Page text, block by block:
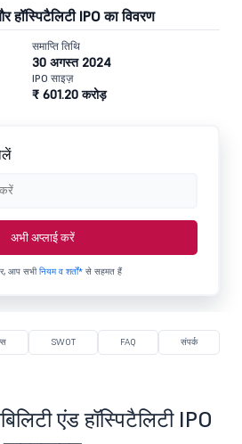
हॉस्पिटैलिटी IPO का विवरण
समाप्ति तिथि
30 अगस्त 2024
IPO साइज़
₹ 601.20 करोड़
अभी अप्लाई करें
आप सभीनियम व शर्तों* से सहमत हैं
SWOT FAQ संपर्क
एंड हॉस्पिटैलिटी IPO